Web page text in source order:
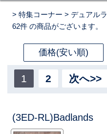
> 特集コーナー > デュアル
62件 の商品がございます。
価格(安い順)
1 2 次へ>>
(3ED-RL)Badlands